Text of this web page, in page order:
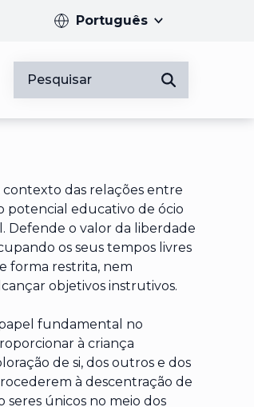
Português
Pesquisar
Introduza pelo
das relações entre
potencial educativo de ócio
Defende o valor da liberdade
os seus tempos livres
forma restrita, nem
objetivos instrutivos.
fundamental no
à criança
de si, dos outros e dos
à descentração de
seres únicos no meio dos